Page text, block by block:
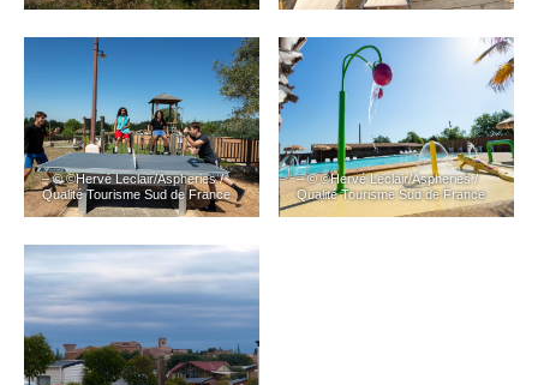
– © ©Hervé Leclair/Aspheries /
Qualité Tourisme Sud de France
– © ©Hervé Leclair/Aspheries /
Qualité Tourisme Sud de France